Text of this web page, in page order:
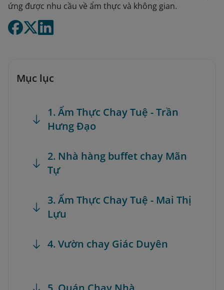
ứng được nhu cầu về ẩm thực và không gian.
Mục lục
1. Ẩm Thực Chay Tuệ - Trần
Hưng Đạo
2. Nhà hàng buffet chay Mãn
Tự
3. Ẩm Thực Chay Tuệ - Mai Thị
Lựu
4. Vườn chay Giác Duyên